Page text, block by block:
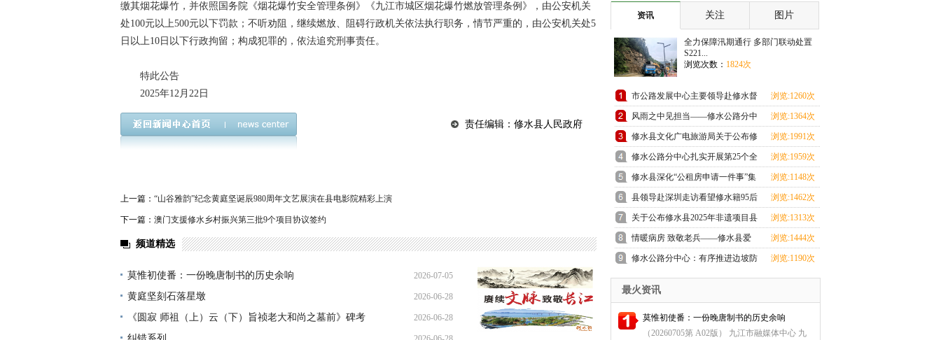
缴其烟花爆竹，并依照国务院《烟花爆竹安全管理条例》《九江市城区烟花爆竹燃放管理条例》，由公安机关
处100元以上500元以下罚款；不听劝阻，继续燃放、阻碍行政机关依法执行职务，情节严重的，由公安机关处5
日以上10日以下行政拘留；构成犯罪的，依法追究刑事责任。
特此公告
2025年12月22日
责任编辑：修水县人民政府
上一篇： “山谷雅韵”纪念黄庭坚诞辰980周年文艺展演在县电影院精彩上演
下一篇： 澳门支援修水乡村振兴第三批9个项目协议签约
频道精选
莫惟初使番：一份晚唐制书的历史余响 2026-07-05
20:17:26
黄庭坚刻石落星墩 2026-06-28
21:31:36
《圆寂 师祖（上）云（下）旨祯老大和尚之墓前》碑考 2026-06-28
资讯
关注 图片
全力保障汛期通行 多部门联动处置
S221...
浏览次数： 1824次
市公路发展中心主要领导赴修水督
导汛期地质灾害
浏览:1260次
风雨之中见担当——修水公路分中
心全力投入汛期
浏览:1364次
修水县文化广电旅游局关于公布修
水县2025年非遗
浏览:1991次
修水公路分中心扎实开展第25个全
国＂安全生产月
浏览:1959次
修水县深化“公租房申请一件事”集
成改革
浏览:1148次
县领导赴深圳走访看望修水籍95后
航天创业者卢驭
浏览:1462次
关于公布修水县2025年非遗项目县
级传承人名单
浏览:1313次
情暖病房 致敬老兵——修水县爱
国拥军促进会探望
浏览:1444次
修水公路分中心：有序推进边坡防
护工程，筑牢道
浏览:1190次
最火资讯
莫惟初使番：一份晚唐制书的历史余响
（20260705第 A02版） 九江市融媒体中心 九